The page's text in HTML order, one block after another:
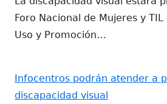
Foro Nacional de Mujeres y
Uso y Promoción…
Infocentros podrán atender a
discapacidad visual